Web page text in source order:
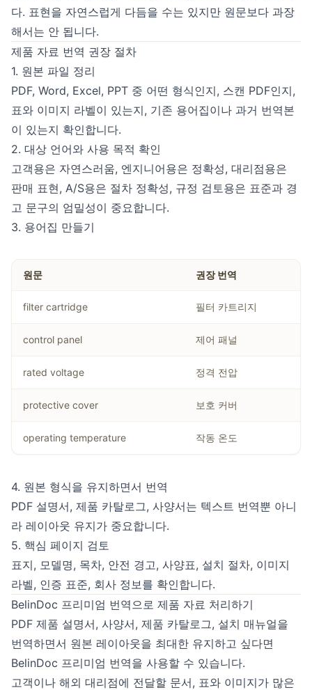
다. 표현을 자연스럽게 다듬을 수는 있지만 원문보다 과장
해서는 안 됩니다.
제품 자료 번역 권장 절차
1. 원본 파일 정리
PDF, Word, Excel, PPT 중 어떤 형식인지, 스캔 PDF인지,
표와 이미지 라벨이 있는지, 기존 용어집이나 과거 번역본
이 있는지 확인합니다.
2. 대상 언어와 사용 목적 확인
고객용은 자연스러움, 엔지니어용은 정확성, 대리점용은
판매 표현, A/S용은 절차 정확성, 규정 검토용은 표준과 경
고 문구의 엄밀성이 중요합니다.
3. 용어집 만들기
원문 권장 번역
filter cartridge 필터 카트리지
control panel 제어 패널
rated voltage 정격 전압
protective cover 보호 커버
operating temperature 작동 온도
4. 원본 형식을 유지하면서 번역
PDF 설명서, 제품 카탈로그, 사양서는 텍스트 번역뿐 아니
라 레이아웃 유지가 중요합니다.
5. 핵심 페이지 검토
표지, 모델명, 목차, 안전 경고, 사양표, 설치 절차, 이미지
라벨, 인증 표준, 회사 정보를 확인합니다.
BelinDoc 프리미엄 번역으로 제품 자료 처리하기
PDF 제품 설명서, 사양서, 제품 카탈로그, 설치 매뉴얼을
번역하면서 원본 레이아웃을 최대한 유지하고 싶다면
BelinDoc 프리미엄 번역을 사용할 수 있습니다.
고객이나 해외 대리점에 전달할 문서, 표와 이미지가 많은